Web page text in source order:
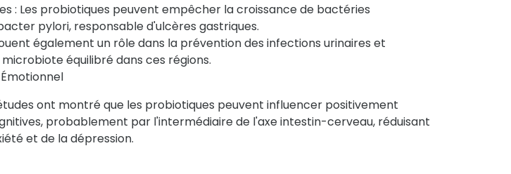
: Les probiotiques peuvent empêcher la croissance de bactéries
pylori, responsable d'ulcères gastriques.
également un rôle dans la prévention des infections urinaires et
équilibré dans ces régions.
ont montré que les probiotiques peuvent influencer positivement
probablement par l'intermédiaire de l'axe intestin-cerveau, réduisant
et de la dépression.